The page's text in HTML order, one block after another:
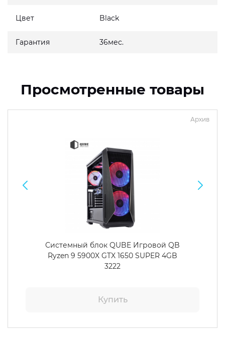
Цвет Black
Гарантия 36мес.
Просмотренные товары
Архив
Системный блок QUBE Игровой QB
Ryzen 9 5900X GTX 1650 SUPER 4GB
3222
Купить